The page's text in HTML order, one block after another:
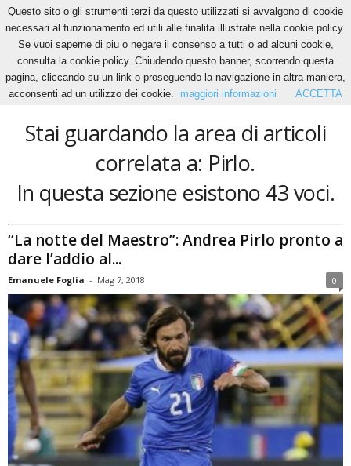
Home Tags Pirlo
Pirlo
Stai guardando la area di articoli
correlata a: Pirlo.
In questa sezione esistono 43 voci.
“La notte del Maestro”: Andrea Pirlo pronto a
dare l’addio al...
Emanuele Foglia - Mag 7, 2018 0
Questo sito o gli strumenti terzi da questo utilizzati si avvalgono di cookie
necessari al funzionamento ed utili alle finalita illustrate nella cookie policy.
Se vuoi saperne di piu o negare il consenso a tutti o ad alcuni cookie,
consulta la cookie policy. Chiudendo questo banner, scorrendo questa
pagina, cliccando su un link o proseguendo la navigazione in altra maniera,
acconsenti ad un utilizzo dei cookie.
maggiori informazioni ACCETTA